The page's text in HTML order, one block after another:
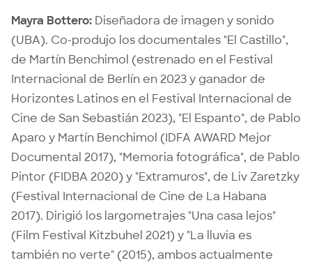
Mayra Bottero: Diseñadora de imagen y sonido
(UBA). Co-produjo los documentales "El Castillo",
de Martín Benchimol (estrenado en el Festival
Internacional de Berlín en 2023 y ganador de
Horizontes Latinos en el Festival Internacional de
Cine de San Sebastián 2023), "El Espanto", de Pablo
Aparo y Martín Benchimol (IDFA AWARD Mejor
Documental 2017), "Memoria fotográfica", de Pablo
Pintor (FIDBA 2020) y "Extramuros", de Liv Zaretzky
(Festival Internacional de Cine de La Habana
2017). Dirigió los largometrajes "Una casa lejos"
(Film Festival Kitzbuhel 2021) y "La lluvia es
también no verte" (2015), ambos actualmente